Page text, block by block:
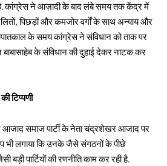
कांग्रेस ने आज़ादी के बाद लंबे समय तक केंद्र में
पिछड़ों और कमजोर वर्गों के साथ अन्याय और
के समय कांग्रेस ने संविधान को ताक पर
बाबासाहेब के संविधान की दुहाई देकर नाटक कर
टिप्पणी
आजाद समाज पार्टी के नेता चंद्रशेखर आजाद पर
भी लगाया कि उनके जैसे संगठनों के पीछे
बड़ी पार्टियों की रणनीति काम कर रही है.